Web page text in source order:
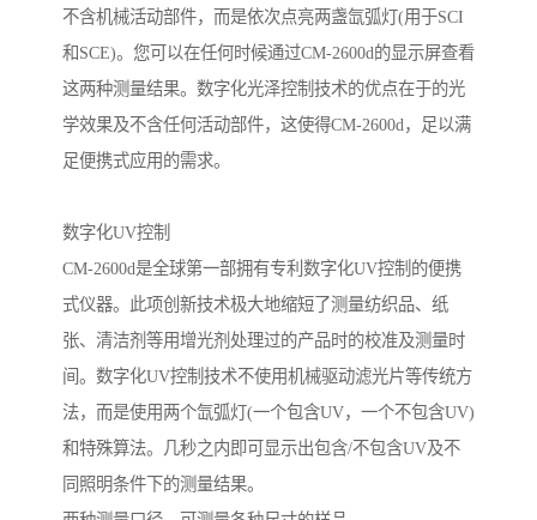
不含机械活动部件，而是依次点亮两盏氙弧灯(用于SCI
和SCE)。您可以在任何时候通过CM-2600d的显示屏查看
这两种测量结果。数字化光泽控制技术的优点在于的光
学效果及不含任何活动部件，这使得CM-2600d，足以满
足便携式应用的需求。
数字化UV控制
CM-2600d是全球第一部拥有专利数字化UV控制的便携
式仪器。此项创新技术极大地缩短了测量纺织品、纸
张、清洁剂等用增光剂处理过的产品时的校准及测量时
间。数字化UV控制技术不使用机械驱动滤光片等传统方
法，而是使用两个氙弧灯(一个包含UV，一个不包含UV)
和特殊算法。几秒之内即可显示出包含/不包含UV及不
同照明条件下的测量结果。